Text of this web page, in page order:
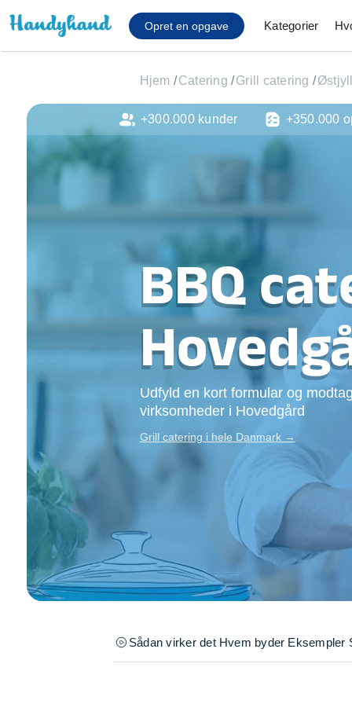
Opret en opgave Kategorier
Affaldsfjernelse
Afhentning af
Hårde hvidevare
Hjælp til mobil, pc,
Installation af
Møbelsamling og
Ophængning af
Opsætning af
Tunge løft
Se alle...
Hjem /Catering /Grill catering /
BBQ
Udfyld en kort formular og
virksomheder i Hovedgård
Grill catering i hele Danmark →
+300.000 kunder +350.000
Sådan virker det Hvem byder Eksempler